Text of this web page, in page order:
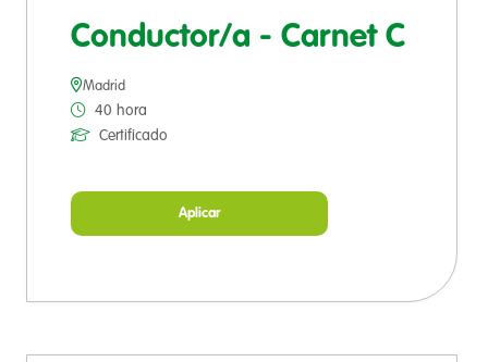
Conductor/a - Carnet C
Madrid
40 hora
Certificado
Aplicar